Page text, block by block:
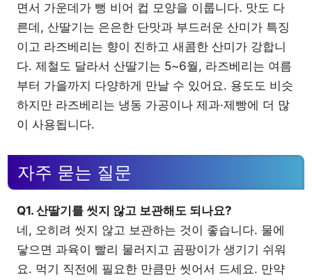
면서 가운데가 뻥 비어 컵 모양을 이룹니다. 맛도 다
른데, 산딸기는 은은한 단맛과 부드러운 산미가 특징
이고 라즈베리는 향이 진하고 새콤한 산미가 강합니
다. 제철도 달라서 산딸기는 5~6월, 라즈베리는 여름
부터 가을까지 다양하게 만날 수 있어요. 용도도 비슷
하지만 라즈베리는 냉동 가공이나 제과·제빵에 더 많
이 사용됩니다.
자주 묻는 질문
Q1. 산딸기를 씻지 않고 보관해도 되나요?
네, 오히려 씻지 않고 보관하는 것이 좋습니다. 물에
닿으면 과육이 빨리 물러지고 곰팡이가 생기기 쉬워
요. 먹기 직전에 필요한 만큼만 씻어서 드세요. 만약